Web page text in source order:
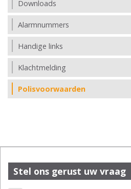
Downloads
Alarmnummers
Handige links
Klachtmelding
Polisvoorwaarden
Stel ons gerust uw vraag